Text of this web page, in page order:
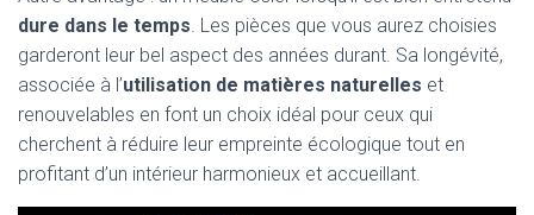
dure dans le temps. Les pièces que vous aurez choisies
garderont leur bel aspect des années durant. Sa longévité,
associée à l’utilisation de matières naturelles et
renouvelables en font un choix idéal pour ceux qui
cherchent à réduire leur empreinte écologique tout en
profitant d’un intérieur harmonieux et accueillant.